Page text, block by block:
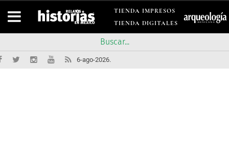
TIENDA IMPRESOS
TIENDA DIGITALES
6-ago-2026.